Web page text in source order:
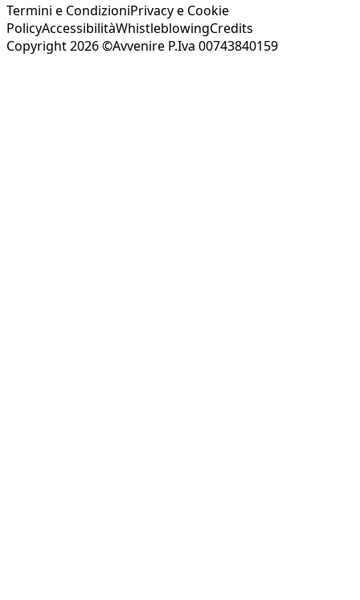
Termini e CondizioniPrivacy e Cookie
PolicyAccessibilitàWhistleblowingCredits
Copyright 2026 ©Avvenire P.Iva 00743840159